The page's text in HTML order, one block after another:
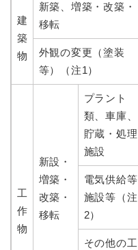
建
築
物
新築、増築・改築・
移転
外観の変更（塗装
等）（注1）
工
作
物
新設・
増築・
改築・
移転
プラント
類、車庫、
貯蔵・処理
施設
電気供給等
施設等（注
2）
その他の工